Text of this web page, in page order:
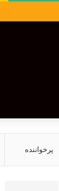
پرخواننده